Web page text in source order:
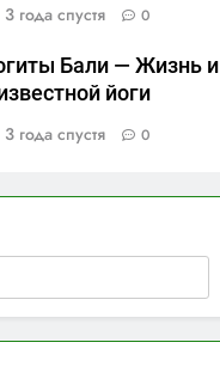
3 года спустя 0
Бали — Жизнь и
йоги
3 года спустя 0